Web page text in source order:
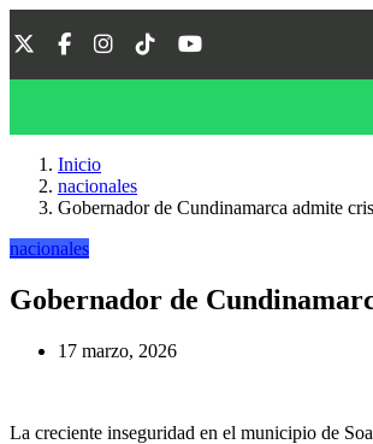
Inicio
nacionales
Gobernador de Cundinamarca admite
nacionales
Gobernador de
17 marzo, 2026
La creciente inseguridad en el municipio de